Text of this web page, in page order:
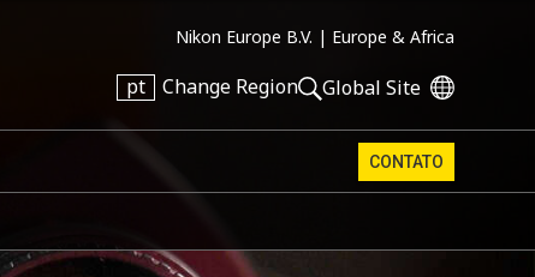
Nikon Europe B.V. | Europe & Africa
pt Change Region Global Site
CONTATO